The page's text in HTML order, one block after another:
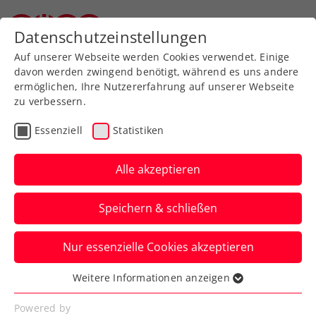
Aktuelle News
News filtern
Datenschutzeinstellungen
Auf unserer Webseite werden Cookies verwendet. Einige
davon werden zwingend benötigt, während es uns andere
ermöglichen, Ihre Nutzererfahrung auf unserer Webseite
zu verbessern.
Essenziell Statistiken
Alle akzeptieren
Speichern & schließen
Nur essenzielle Cookies akzeptieren
Essenziell
Essenzielle Cookies werden für grundlegende
Weitere Informationen anzeigen
Powered by